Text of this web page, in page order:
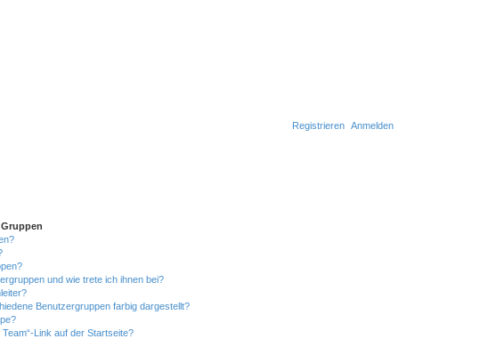
Anmelden
Registrieren
und wie trete ich ihnen bei?
Benutzergruppen farbig dargestellt?
Link auf der Startseite?